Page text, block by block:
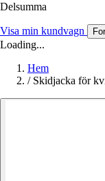
Delsumma
Visa min kundvagn
Loading...
Hem
/ Skidjacka för